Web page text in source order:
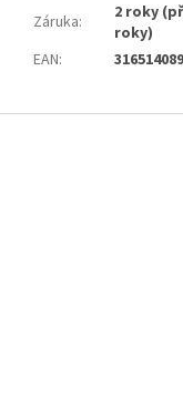
Záruka:
2 roky
roky)
EAN: